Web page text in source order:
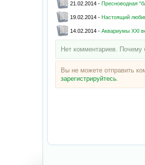
21.02.2014 - Пресноводная
19.02.2014 - Настоящий
14.02.2014 - Аквариумы XXI
Нет комментариев.
Вы не можете отправить
зарегистрируйтесь.